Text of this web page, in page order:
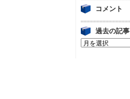
コメント
過去の記事